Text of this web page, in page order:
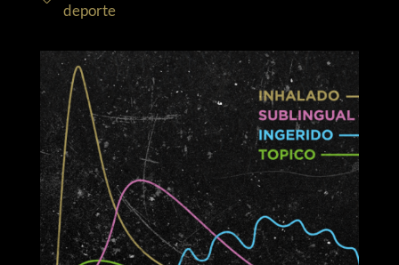
deporte